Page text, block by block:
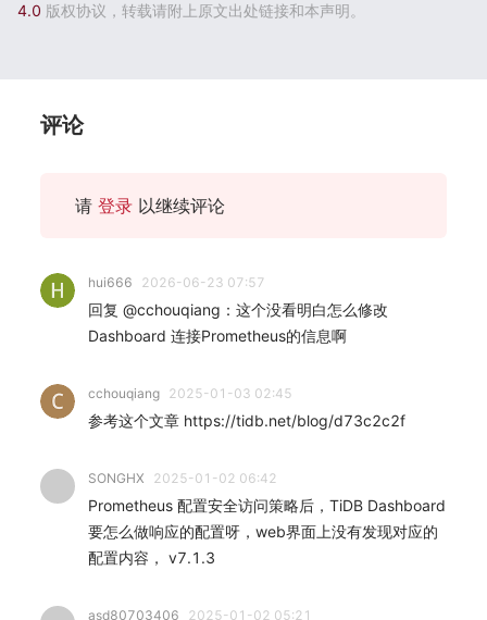
4.0 版权协议，转载请附上原文出处链接和本声明。
评论
请 登录 以继续评论
hui666 2026-06-23 07:57
回复 @cchouqiang：这个没看明白怎么修改
Dashboard 连接Prometheus的信息啊
cchouqiang 2025-01-03 02:45
参考这个文章 https://tidb.net/blog/d73c2c2f
SONGHX 2025-01-02 06:42
Prometheus 配置安全访问策略后，TiDB Dashboard
要怎么做响应的配置呀，web界面上没有发现对应的
配置内容， v7.1.3
asd80703406 2025-01-02 05:21